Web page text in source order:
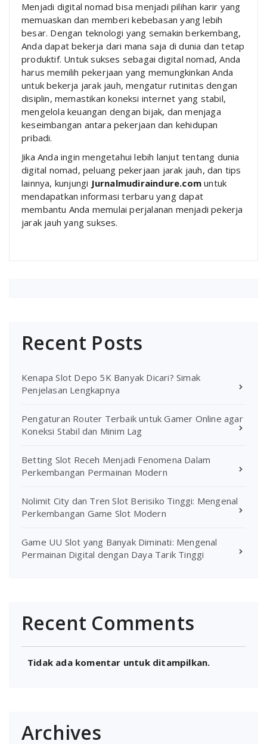
Menjadi digital nomad bisa menjadi pilihan karir yang
memuaskan dan memberi kebebasan yang lebih
besar. Dengan teknologi yang semakin berkembang,
Anda dapat bekerja dari mana saja di dunia dan tetap
produktif. Untuk sukses sebagai digital nomad, Anda
harus memilih pekerjaan yang memungkinkan Anda
untuk bekerja jarak jauh, mengatur rutinitas dengan
disiplin, memastikan koneksi internet yang stabil,
mengelola keuangan dengan bijak, dan menjaga
keseimbangan antara pekerjaan dan kehidupan
pribadi.
Jika Anda ingin mengetahui lebih lanjut tentang dunia
digital nomad, peluang pekerjaan jarak jauh, dan tips
lainnya, kunjungi Jurnalmudiraindure.com untuk
mendapatkan informasi terbaru yang dapat
membantu Anda memulai perjalanan menjadi pekerja
jarak jauh yang sukses.
Recent Posts
Kenapa Slot Depo 5K Banyak Dicari? Simak
Penjelasan Lengkapnya
Pengaturan Router Terbaik untuk Gamer Online agar
Koneksi Stabil dan Minim Lag
Betting Slot Receh Menjadi Fenomena Dalam
Perkembangan Permainan Modern
Nolimit City dan Tren Slot Berisiko Tinggi: Mengenal
Perkembangan Game Slot Modern
Game UU Slot yang Banyak Diminati: Mengenal
Permainan Digital dengan Daya Tarik Tinggi
Recent Comments
Tidak ada komentar untuk ditampilkan.
Archives